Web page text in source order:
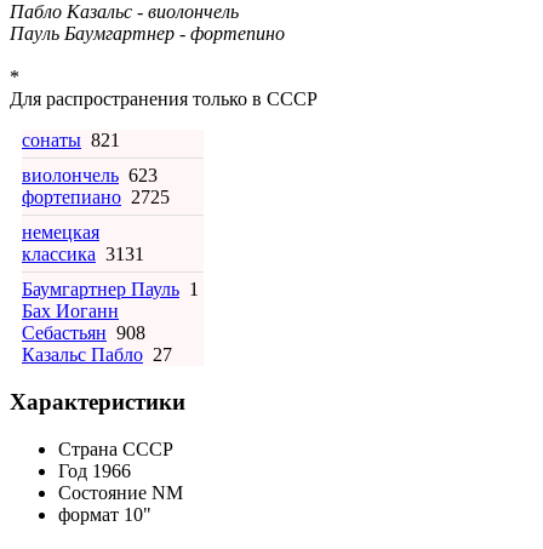
Пабло Казальс - виолончель
Пауль Баумгартнер - фортепино
*
Для распространения только в СССР
сонаты 821
виолончель 623
фортепиано 2725
немецкая
классика 3131
Баумгартнер Пауль 1
Бах Иоганн
Себастьян 908
Казальс Пабло 27
Характеристики
Страна СССР
Год 1966
Состояние NM
формат 10"